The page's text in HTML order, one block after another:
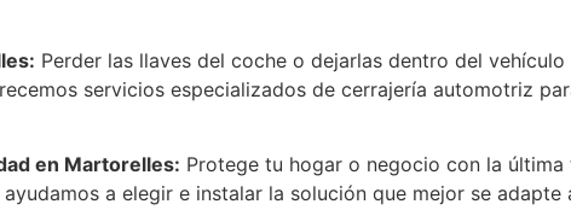
Perder las llaves del coche o dejarlas dentro del
servicios especializados de cerrajería automotriz
en Martorelles: Protege tu hogar o negocio con la
a elegir e instalar la solución que mejor se adapte